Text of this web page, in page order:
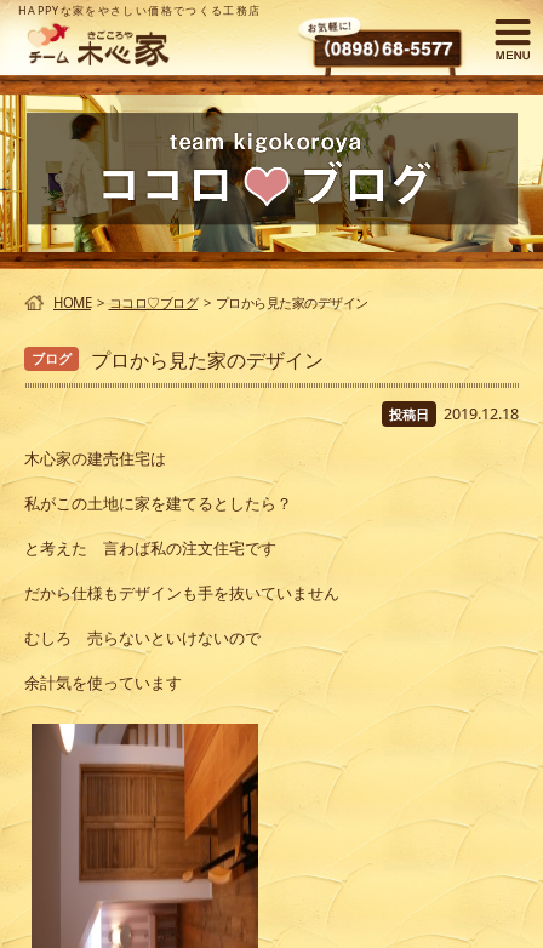
HAPPYな家をやさしい価格でつくる工務店
HOME > ココロ♡ブログ > プロから見た家のデザイン
ブログ プロから見た家のデザイン
投稿日 2019.12.18
木心家の建売住宅は
私がこの土地に家を建てるとしたら？
と考えた 言わば私の注文住宅です
だから仕様もデザインも手を抜いていません
むしろ 売らないといけないので
余計気を使っています